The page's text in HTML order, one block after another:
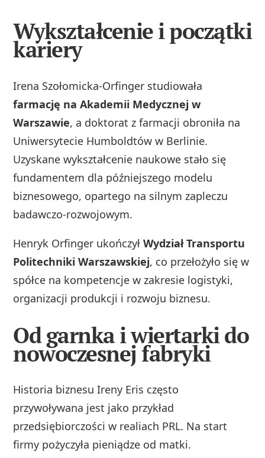
Wykształcenie i początki
kariery
Irena Szołomicka‑Orfinger studiowała
farmację na Akademii Medycznej w
Warszawie, a doktorat z farmacji obroniła na
Uniwersytecie Humboldtów w Berlinie.
Uzyskane wykształcenie naukowe stało się
fundamentem dla późniejszego modelu
biznesowego, opartego na silnym zapleczu
badawczo‑rozwojowym.
Henryk Orfinger ukończyłWydział Transportu
Politechniki Warszawskiej, co przełożyło się w
spółce na kompetencje w zakresie logistyki,
organizacji produkcji i rozwoju biznesu.
Od garnka i wiertarki do
nowoczesnej fabryki
Historia biznesu Ireny Eris często
przywoływana jest jako przykład
przedsiębiorczości w realiach PRL. Na start
firmy pożyczyła pieniądze od matki.